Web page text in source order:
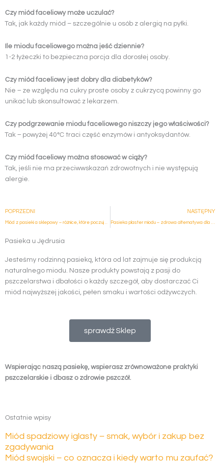
Czy miód faceliowy może uczulać?
Tak, jak każdy miód – szczególnie u osób z alergią na pyłki.
Ile miodu faceliowego można jeść dziennie?
1-2 łyżeczki to bezpieczna porcja dla dorosłej osoby.
Czy miód faceliowy jest dobry dla diabetyków?
Nie – ze względu na cukry proste osoby z cukrzycą powinny go
unikać lub skonsultować z lekarzem.
Czy podgrzewanie miodu faceliowego niszczy jego właściwości?
Tak – powyżej 40°C traci część enzymów i antyoksydantów.
Czy miód faceliowy można stosować w ciąży?
Tak, jeśli nie ma przeciwwskazań zdrowotnych i nie występują
alergie.
Prev
POPRZEDNI
Miód z pasieki a sklepowy – różnice, które poczujesz od razu
NASTĘPNY
Pasieka plaster miodu – zdrowa alternatywa dla słodyczy
Pasieka u Jędrusia
Jesteśmy rodzinną pasieką, która od lat zajmuje się produkcją
naturalnego miodu. Nasze produkty powstają z pasji do
pszczelarstwa i dbałości o każdy szczegół, aby dostarczać Ci
miód najwyższej jakości, pełen smaku i wartości odżywczych.
sprawdź Sklep
Wspierając naszą pasiekę, wspierasz zrównoważone praktyki
pszczelarskie i dbasz o zdrowie pszczół.
Ostatnie wpisy
Miód spadziowy iglasty – smak, wybór i zakup bez
zgadywania
Miód swojski – co oznacza i kiedy warto mu zaufać?